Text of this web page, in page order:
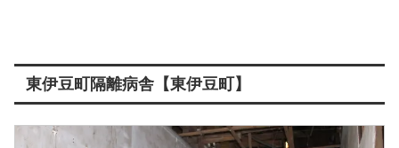
東伊豆町隔離病舎【東伊豆町】